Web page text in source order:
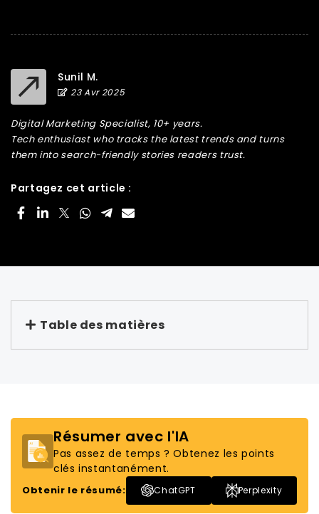
Sunil M.
23 Avr 2025
Digital Marketing Specialist, 10+ years.
Tech enthusiast who tracks the latest trends and turns
them into search-friendly stories readers trust.
Partagez cet article :
Table des matières
Résumer avec l'IA
Pas assez de temps ? Obtenez les points
clés instantanément.
Obtenir le résumé: ChatGPT Perplexity